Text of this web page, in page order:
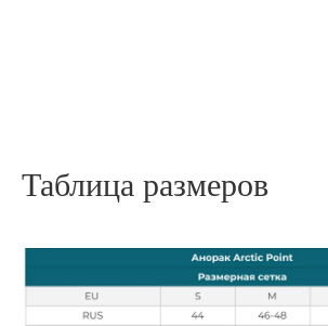
Таблица размеров